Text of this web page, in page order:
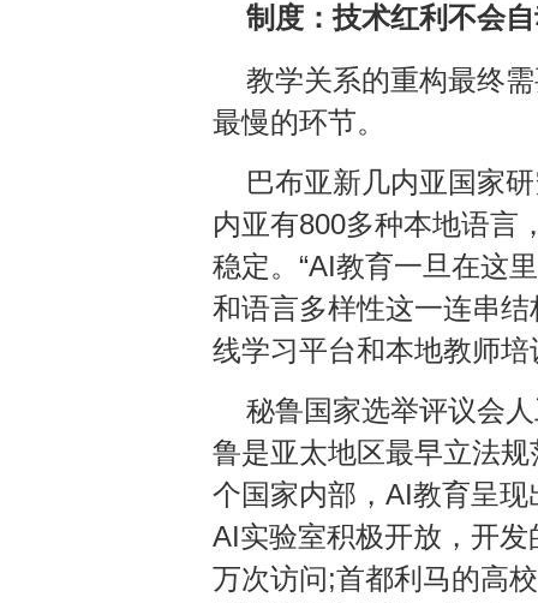
制度：技术红利不会
教学关系的重构最终
最慢的环节。
巴布亚新几内亚国家
内亚有800多种本地语言
稳定。“AI教育一旦在这
和语言多样性这一连串结
线学习平台和本地教师
秘鲁国家选举评议会
鲁是亚太地区最早立法
个国家内部，AI教育呈
AI实验室积极开放，开发
万次访问;首都利马的高